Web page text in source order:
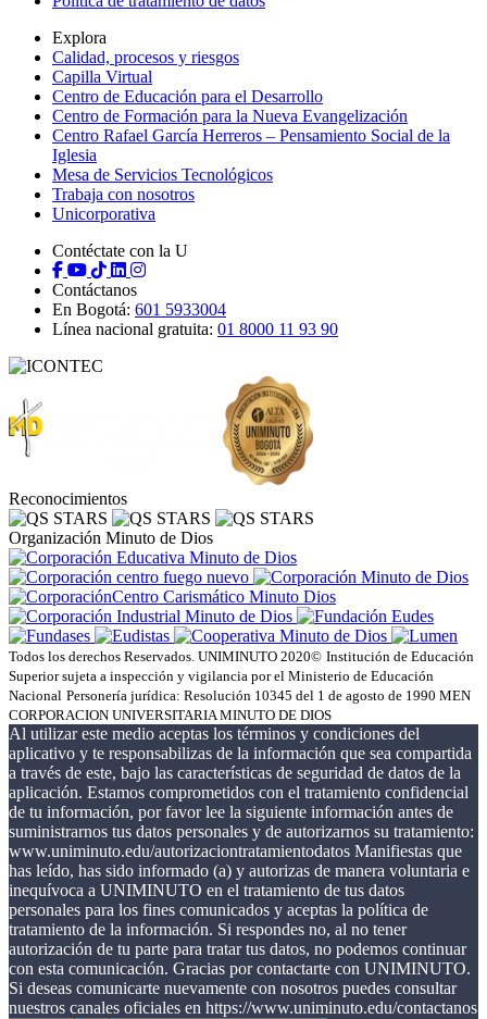
Explora
Calidad, procesos y riesgos
Capilla Virtual
Centro de Educación para el Desarrollo
Centro de Formación para la Nueva Evangelización
Centro Rafael García Herreros – Pensamiento Social de la
Iglesia
Mesa de Servicios Tecnológicos
Trabaja con nosotros
Unicorporativa
Contéctate con la U
Contáctanos
En Bogotá: 601 5933004
Línea nacional gratuita: 01 8000 11 93 90
Reconocimientos
Organización Minuto de Dios
Todos los derechos Reservados. UNIMINUTO 2020© Institución de Educación
Superior sujeta a inspección y vigilancia por el Ministerio de Educación
Nacional Personería jurídica: Resolución 10345 del 1 de agosto de 1990 MEN
CORPORACION UNIVERSITARIA MINUTO DE DIOS
Al utilizar este medio aceptas los términos y condiciones del
aplicativo y te responsabilizas de la información que sea compartida
a través de este, bajo las características de seguridad de datos de la
aplicación. Estamos comprometidos con el tratamiento confidencial
de tu información, por favor lee la siguiente información antes de
suministrarnos tus datos personales y de autorizarnos su tratamiento:
www.uniminuto.edu/autorizaciontratamientodatos Manifiestas que
has leído, has sido informado (a) y autorizas de manera voluntaria e
inequívoca a UNIMINUTO en el tratamiento de tus datos
personales para los fines comunicados y aceptas la política de
tratamiento de la información. Si respondes no, al no tener
autorización de tu parte para tratar tus datos, no podemos continuar
con esta comunicación. Gracias por contactarte con UNIMINUTO.
Si deseas comunicarte nuevamente con nosotros puedes consultar
nuestros canales oficiales en https://www.uniminuto.edu/contactanos